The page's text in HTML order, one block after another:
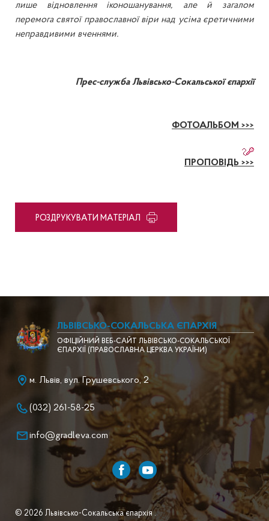
лише відновлення іконошанування, але й загалом
перемога святої православної віри над усіма єретичними
неправдивими вченнями.
Прес-служба Львівсько-Сокальської єпархії
ФОТОАЛЬБОМ >>>
ПРОПОВІДЬ >>>
PОЗДРУКУВАТИ МАТЕРІАЛ
ЛЬВІВСЬКО-СОКАЛЬСЬКА ЄПАРХІЯ
ОФІЦІЙНИЙ ВЕБ-САЙТ ЛЬВІВСЬКО-СОКАЛЬСЬКОЇ
ЄПАРХІЇ (ПРАВОСЛАВНА ЦЕРКВА УКРАЇНИ)
м. Львів, вул. Грушевського, 2
(032) 261-58-25
info@gradleva.com
© 2026 Львівсько-Сокальська єпархія .